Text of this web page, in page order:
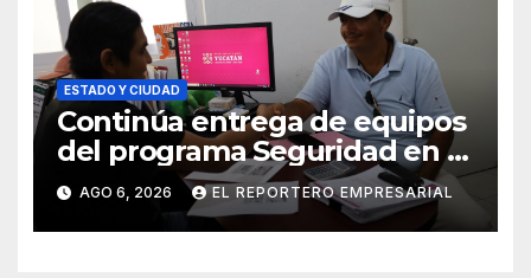
ESTADO Y CIUDAD
Continúa entrega de equipos
del programa Seguridad en el
Mar
AGO 6, 2026 EL REPORTERO EMPRESARIAL